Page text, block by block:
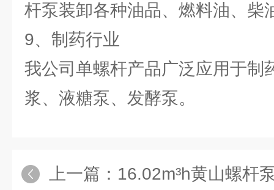
杆泵装卸各种油品、燃料油、柴
9、制药行业
我公司单螺杆产品广泛应用于制
浆、液糖泵、发酵泵。
上一篇： 16.02m³h黄山螺杆泵